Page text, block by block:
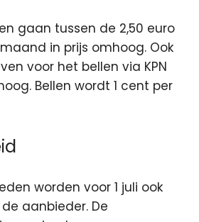
gaan tussen de 2,50 euro
in prijs omhoog. Ook
voor het bellen via KPN
Bellen wordt 1 cent per
worden voor 1 juli ook
aanbieder. De